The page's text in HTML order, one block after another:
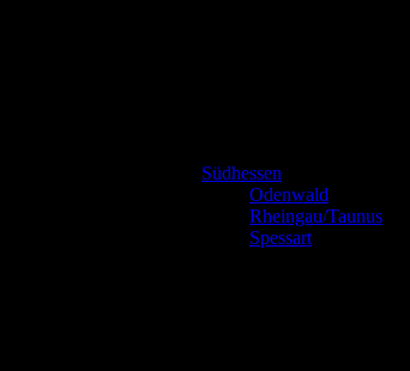
Südhessen
Odenwald
Rheingau/Taunus
Spessart